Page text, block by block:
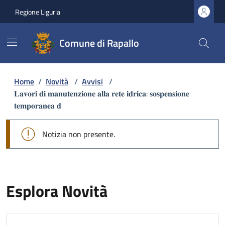
Regione Liguria
Comune di Rapallo
Home / Novità / Avvisi /
𝐋𝐚𝐯𝐨𝐫𝐢 𝐝𝐢 𝐦𝐚𝐧𝐮𝐭𝐞𝐧𝐳𝐢𝐨𝐧𝐞 𝐚𝐥𝐥𝐚 𝐫𝐞𝐭𝐞 𝐢𝐝𝐫𝐢𝐜𝐚: 𝐬𝐨𝐬𝐩𝐞𝐧𝐬𝐢𝐨𝐧𝐞
𝐭𝐞𝐦𝐩𝐨𝐫𝐚𝐧𝐞𝐚 𝐝
Notizia non presente.
Esplora Novità